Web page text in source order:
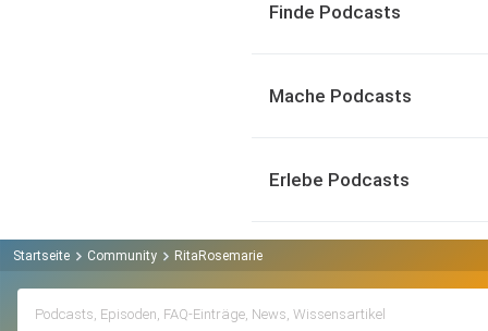
Finde Podcasts
Mache Podcasts
Erlebe Podcasts
Startseite Community RitaRosemarie